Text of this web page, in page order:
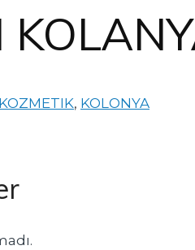
, KOLONYA